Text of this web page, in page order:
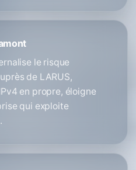
le risque
de LARUS,
en propre, éloigne
qui exploite